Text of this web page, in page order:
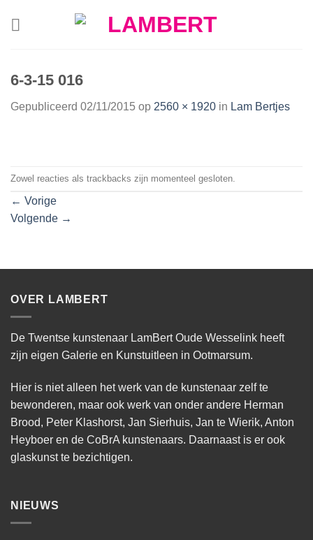
6-3-15 016
Gepubliceerd 02/11/2015 op 2560 × 1920 in Lam Bertjes
Zowel reacties als trackbacks zijn momenteel gesloten.
← Vorige
Volgende →
OVER LAMBERT
De Twentse kunstenaar LamBert Oude Wesselink heeft
zijn eigen Galerie en Kunstuitleen in Ootmarsum.
Hier is niet alleen het werk van de kunstenaar zelf te
bewonderen, maar ook werk van onder andere Herman
Brood, Peter Klashorst, Jan Sierhuis, Jan te Wierik, Anton
Heyboer en de CoBrA kunstenaars. Daarnaast is er ook
glaskunst te bezichtigen.
NIEUWS